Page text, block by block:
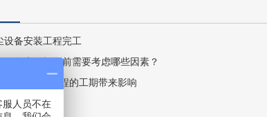
设备安装工程完工
有多大？投资前需要考虑哪些因素？
司部分在建工程的工期带来影响
料
服人员不在